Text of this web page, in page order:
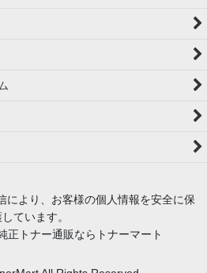
により、お客様の個人情報を安全に保
ています。
正トナー通販ならトナーマート